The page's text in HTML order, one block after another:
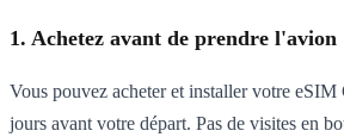
1. Achetez avant de prendre l'avion
Vous pouvez acheter et installer votre eSIM
jours avant votre départ. Pas de visites en